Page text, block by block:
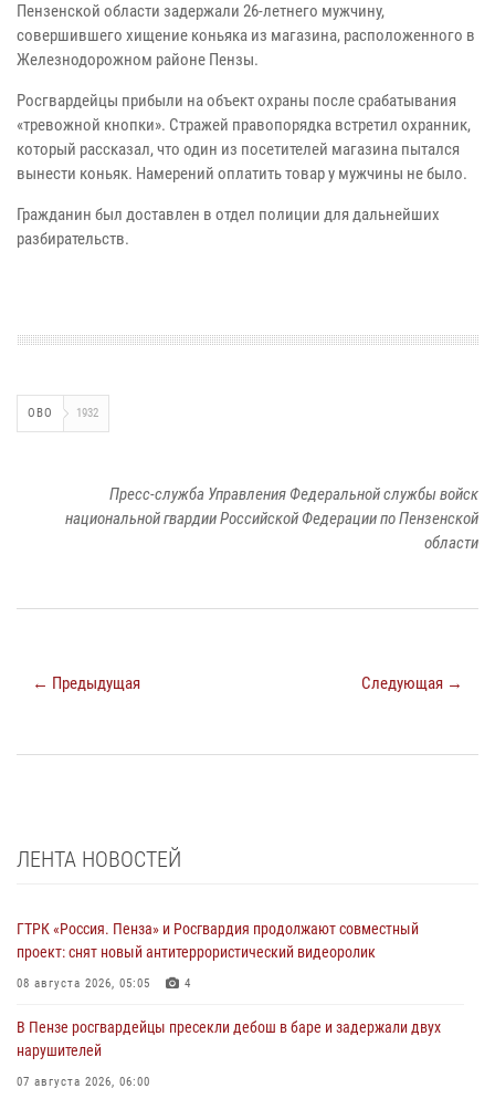
Пензенской области задержали 26-летнего мужчину,
совершившего хищение коньяка из магазина, расположенного в
Железнодорожном районе Пензы.
Росгвардейцы прибыли на объект охраны после срабатывания
«тревожной кнопки». Стражей правопорядка встретил охранник,
который рассказал, что один из посетителей магазина пытался
вынести коньяк. Намерений оплатить товар у мужчины не было.
Гражданин был доставлен в отдел полиции для дальнейших
разбирательств.
ОВО 1932
Пресс-служба Управления Федеральной службы войск
национальной гвардии Российской Федерации по Пензенской
области
← Предыдущая Следующая →
ЛЕНТА НОВОСТЕЙ
ГТРК «Россия. Пенза» и Росгвардия продолжают совместный
проект: снят новый антитеррористический видеоролик
08 августа 2026, 05:05 4
В Пензе росгвардейцы пресекли дебош в баре и задержали двух
нарушителей
07 августа 2026, 06:00